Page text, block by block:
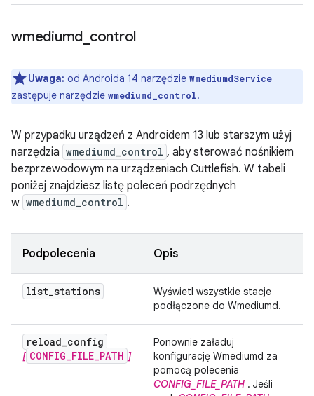
wmediumd control
Uwaga: od Androida 14 narzędzie WmediumdService
zastępuje narzędzie wmediumd_control.
W przypadku urządzeń z Androidem 13 lub starszym użyj
narzędzia wmediumd_control , aby sterować nośnikiem
bezprzewodowym na urządzeniach Cuttlefish. W tabeli
poniżej znajdziesz listę poleceń podrzędnych
w wmediumd_control .
Podpolecenia Opis
list_stations
Wyświetl wszystkie stacje
podłączone do Wmediumd.
reload_config
[ CONFIG_FILE_PATH ]
Ponownie załaduj
konfigurację Wmediumd za
pomocą polecenia
CONFIG_FILE_PATH . Jeśli